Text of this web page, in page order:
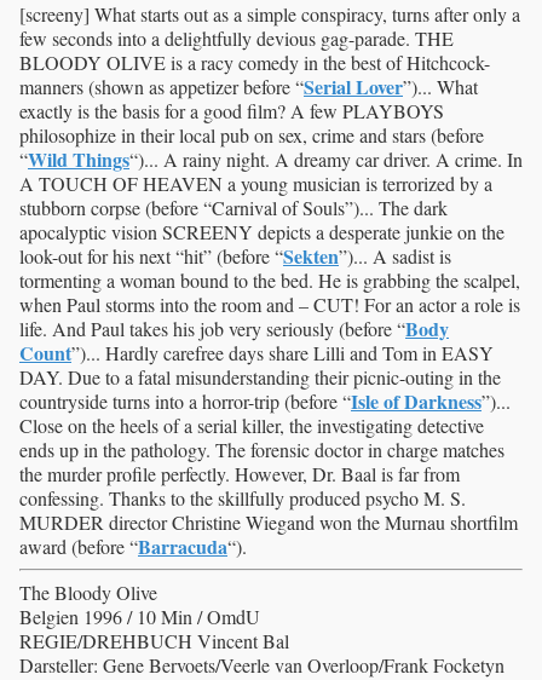
[screeny] What starts out as a simple conspiracy, turns after only a
few seconds into a delightfully devious gag-parade. THE
BLOODY OLIVE is a racy comedy in the best of Hitchcock-
manners (shown as appetizer before “Serial Lover”)... What
exactly is the basis for a good film? A few PLAYBOYS
philosophize in their local pub on sex, crime and stars (before
“Wild Things“)... A rainy night. A dreamy car driver. A crime. In
A TOUCH OF HEAVEN a young musician is terrorized by a
stubborn corpse (before “Carnival of Souls”)... The dark
apocalyptic vision SCREENY depicts a desperate junkie on the
look-out for his next “hit” (before “Sekten”)... A sadist is
tormenting a woman bound to the bed. He is grabbing the scalpel,
when Paul storms into the room and – CUT! For an actor a role is
life. And Paul takes his job very seriously (before “Body
Count”)... Hardly carefree days share Lilli and Tom in EASY
DAY. Due to a fatal misunderstanding their picnic-outing in the
countryside turns into a horror-trip (before “Isle of Darkness”)...
Close on the heels of a serial killer, the investigating detective
ends up in the pathology. The forensic doctor in charge matches
the murder profile perfectly. However, Dr. Baal is far from
confessing. Thanks to the skillfully produced psycho M. S.
MURDER director Christine Wiegand won the Murnau shortfilm
award (before “Barracuda“).
The Bloody Olive
Belgien 1996 / 10 Min / OmdU
REGIE/DREHBUCH Vincent Bal
Darsteller: Gene Bervoets/Veerle van Overloop/Frank Focketyn